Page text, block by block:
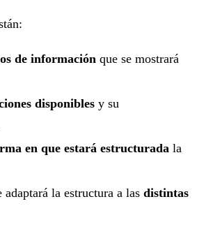
de información que se mostrará
disponibles y su
en que estará estructurada la
adaptará la estructura a lasdistintas